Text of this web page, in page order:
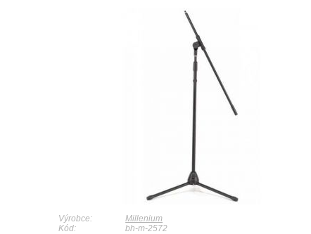
Výrobce:
Millenium
Kód:
bh-m-2572